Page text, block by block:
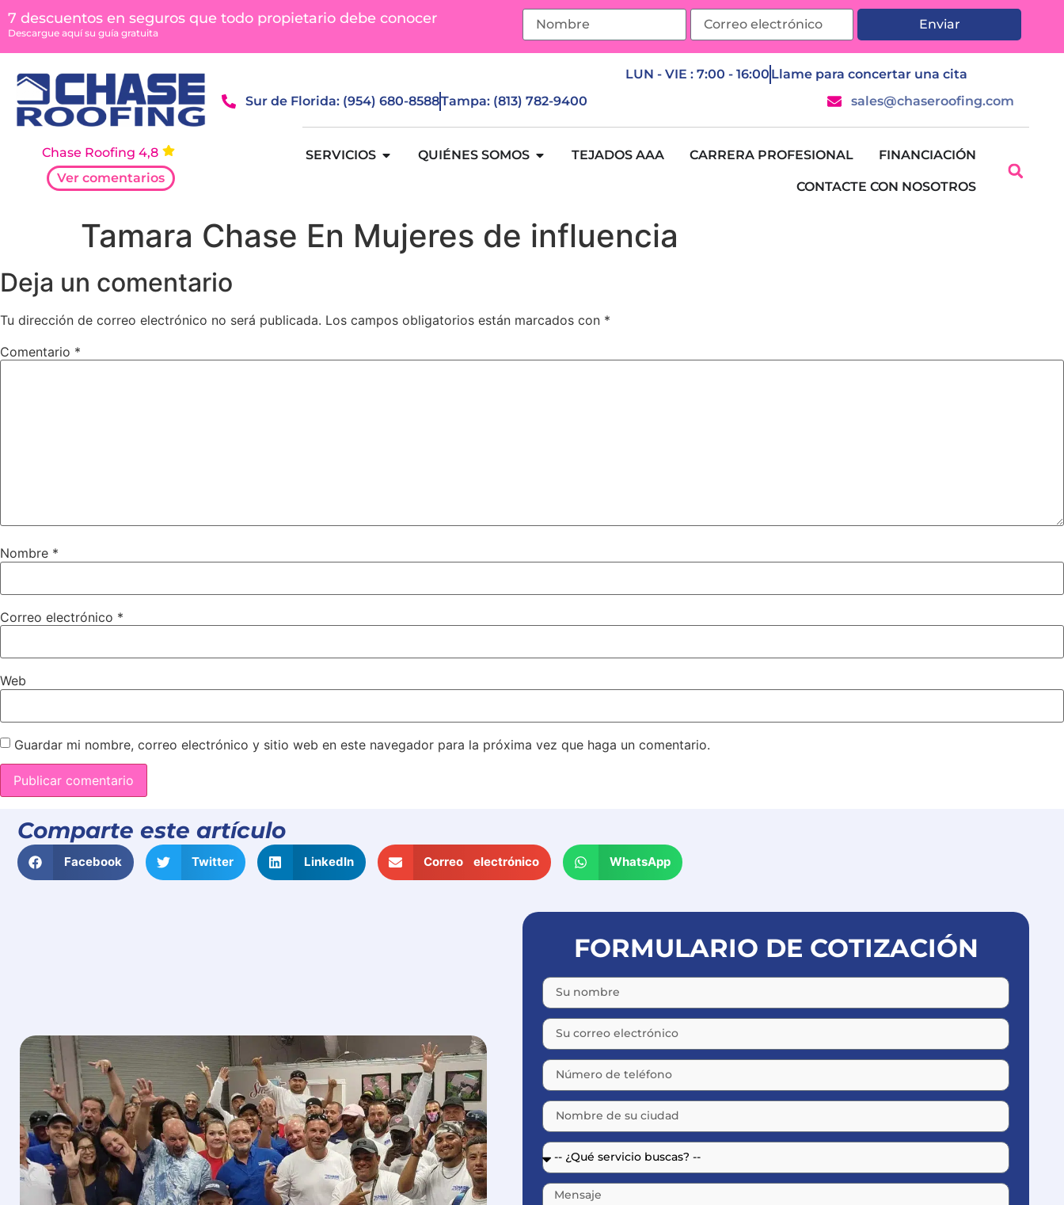
contenido
7 descuentos en seguros que todo propietario debe conocer
Descargue aquí su guía gratuita
Enviar
Chase Roofing 4,8
Ver comentarios
LUN - VIE : 7:00 - 16:00 Llame para concertar una cita
Sur de Florida: (954) 680-8588Tampa: (813) 782-9400 sales@chaseroofing.com
SERVICIOS QUIÉNES SOMOS TEJADOS AAA CARRERA PROFESIONAL FINANCIACIÓN
CONTACTE CON NOSOTROS
Tamara Chase En Mujeres de influencia
Deja un comentario
Tu dirección de correo electrónico no será publicada. Los campos obligatorios están marcados con *
Comentario *
Nombre *
Correo electrónico *
Web
Guardar mi nombre, correo electrónico y sitio web en este navegador para la próxima vez que haga un comentario.
Comparte este artículo
Facebook Twitter LinkedIn Correo electrónico WhatsApp
FORMULARIO DE COTIZACIÓN